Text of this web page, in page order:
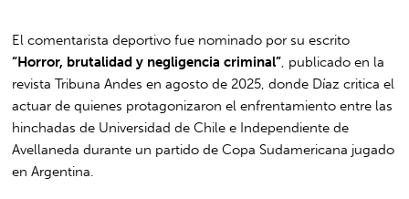
El comentarista deportivo fue nominado por su escrito
“Horror, brutalidad y negligencia criminal” , publicado en la
revista Tribuna Andes en agosto de 2025, donde Díaz critica el
actuar de quienes protagonizaron el enfrentamiento entre las
hinchadas de Universidad de Chile e Independiente de
Avellaneda durante un partido de Copa Sudamericana jugado
en Argentina.